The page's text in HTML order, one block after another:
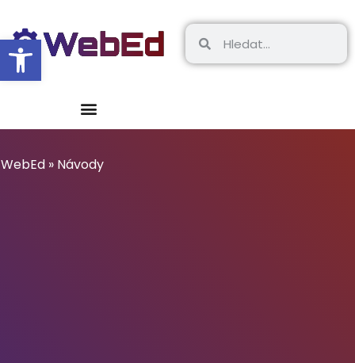
Open toolbar
WebEd » Návody